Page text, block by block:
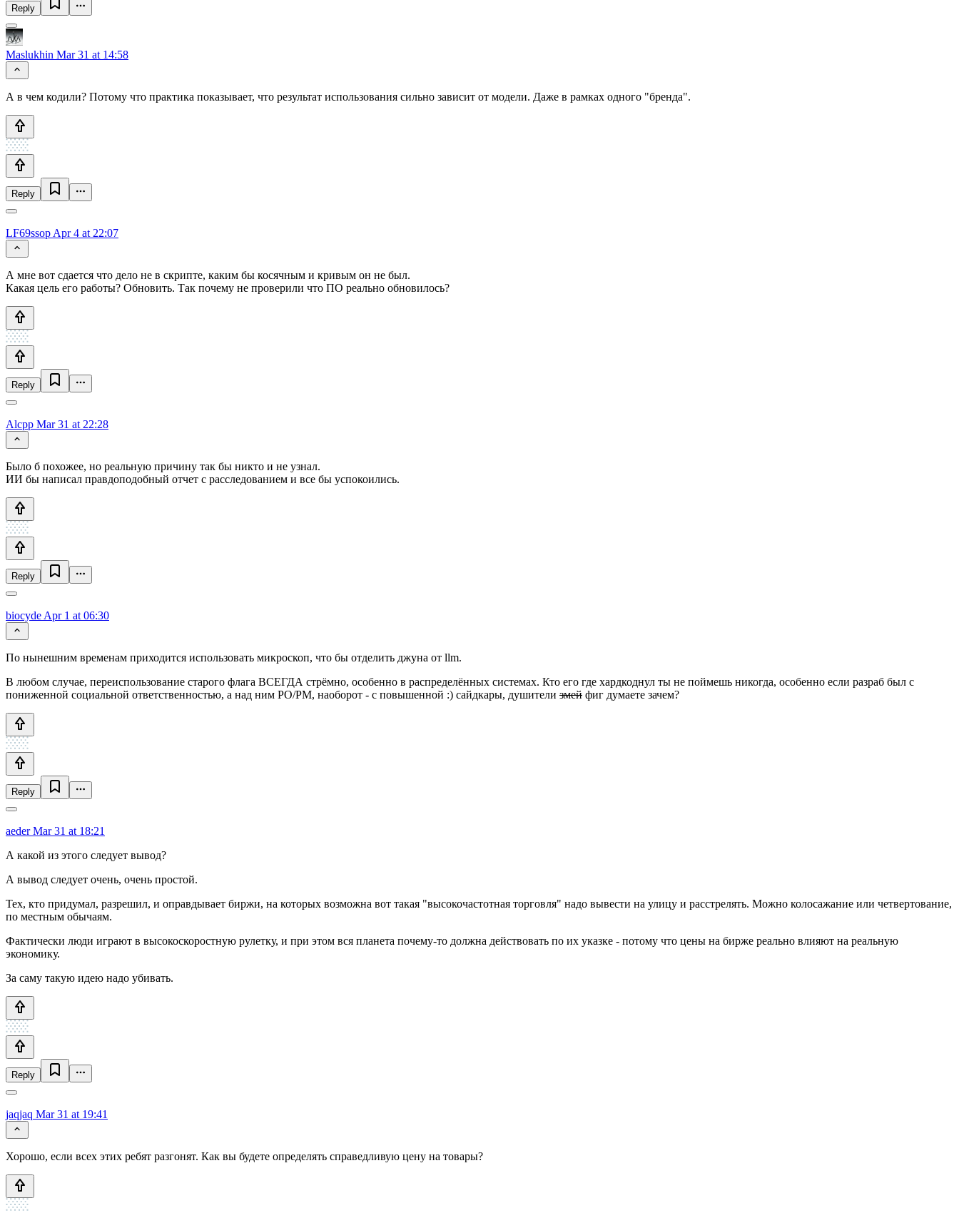
Reply
Maslukhin Mar 31 at 14:58
А в чем кодили? Потому что практика показывает, что результат использования сильно зависит от модели. Даже в рамках одного "бренда".
Reply
LF69ssop Apr 4 at 22:07
А мне вот сдается что дело не в скрипте, каким бы косячным и кривым он не был.
Какая цель его работы? Обновить. Так почему не проверили что ПО реально обновилось?
Reply
Alcpp Mar 31 at 22:28
Было б похожее, но реальную причину так бы никто и не узнал.
ИИ бы написал правдоподобный отчет с расследованием и все бы успокоились.
Reply
biocyde Apr 1 at 06:30
По нынешним временам приходится использовать микроскоп, что бы отделить джуна от llm.
В любом случае, переиспользование старого флага ВСЕГДА стрёмно, особенно в распределённых системах. Кто его где хардкоднул ты не поймешь никогда, особенно если разраб был с
пониженной социальной ответственностью, а над ним PO/PM, наоборот - с повышенной :) сайдкары, душители змей фиг думаете зачем?
Reply
aederMar 31 at 18:21
А какой из этого следует вывод?
А вывод следует очень, очень простой.
Тех, кто придумал, разрешил, и оправдывает биржи, на которых возможна вот такая "высокочастотная торговля" надо вывести на улицу и расстрелять. Можно колосажание или четвертование,
по местным обычаям.
Фактически люди играют в высокоскоростную рулетку, и при этом вся планета почему-то должна действовать по их указке - потому что цены на бирже реально влияют на реальную
экономику.
За саму такую идею надо убивать.
Reply
jaqjaq Mar 31 at 19:41
Хорошо, если всех этих ребят разгонят. Как вы будете определять справедливую цену на товары?